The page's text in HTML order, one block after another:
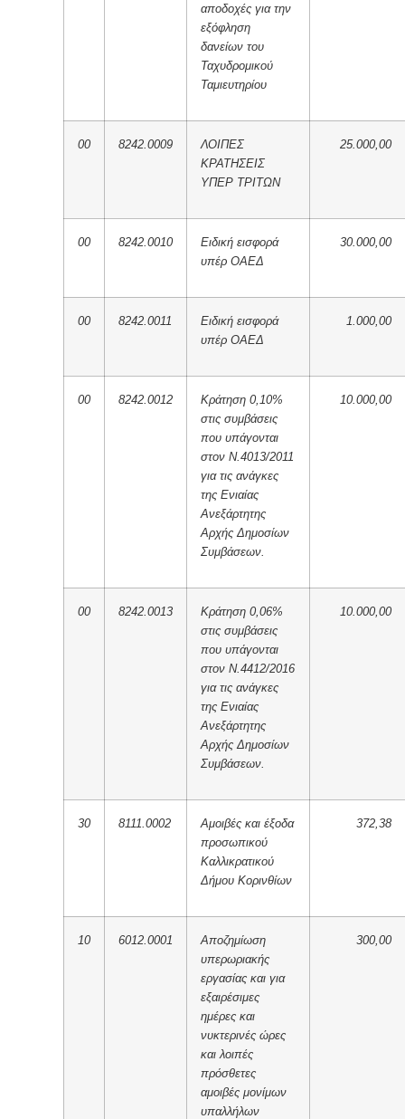
αποδοχές για την
εξόφληση
δανείων του
Ταχυδρομικού
Ταμιευτηρίου
00 8242.0009
ΛΟΙΠΕΣ
ΚΡΑΤΗΣΕΙΣ
ΥΠΕΡ ΤΡΙΤΩΝ
25.000,00
00 8242.0010
Ειδική εισφορά
υπέρ ΟΑΕΔ
30.000,00
00 8242.0011
Ειδική εισφορά
υπέρ ΟΑΕΔ
1.000,00
00 8242.0012
Κράτηση 0,10%
στις συμβάσεις
που υπάγονται
στον Ν.4013/2011
για τις ανάγκες
της Ενιαίας
Ανεξάρτητης
Αρχής Δημοσίων
Συμβάσεων.
10.000,00
00 8242.0013
Κράτηση 0,06%
στις συμβάσεις
που υπάγονται
στον Ν.4412/2016
για τις ανάγκες
της Ενιαίας
Ανεξάρτητης
Αρχής Δημοσίων
Συμβάσεων.
10.000,00
30 8111.0002
Αμοιβές και έξοδα
προσωπικού
Καλλικρατικού
Δήμου Κορινθίων
372,38
10 6012.0001
Αποζημίωση
υπερωριακής
εργασίας και για
εξαιρέσιμες
ημέρες και
νυκτερινές ώρες
και λοιπές
πρόσθετες
αμοιβές μονίμων
υπαλλήλων
300,00